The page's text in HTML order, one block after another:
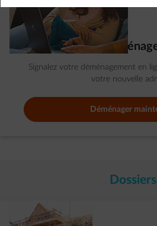
Signalez votre déménagement en
votre nouvelle
Déménager
Dossiers